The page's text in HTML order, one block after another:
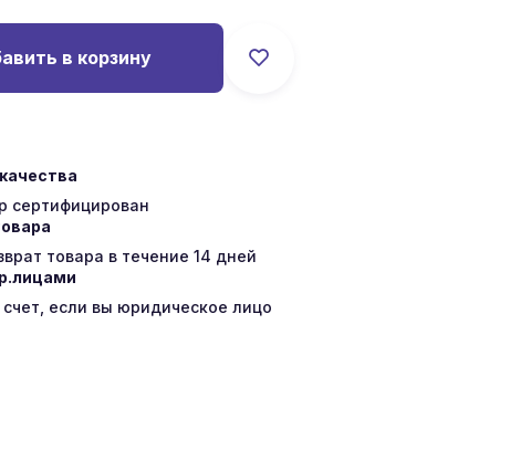
в корзину
сертифицирован
товара в течение 14 дней
если вы юридическое лицо